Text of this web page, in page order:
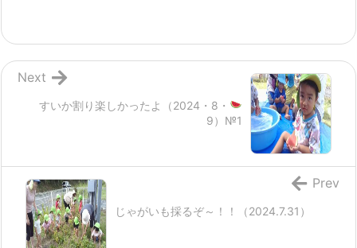
すいか割り楽しかったよ
（2024・8・
9）№1
Next
じゃがいも採るぞ～！！（2024.7.31）
Prev